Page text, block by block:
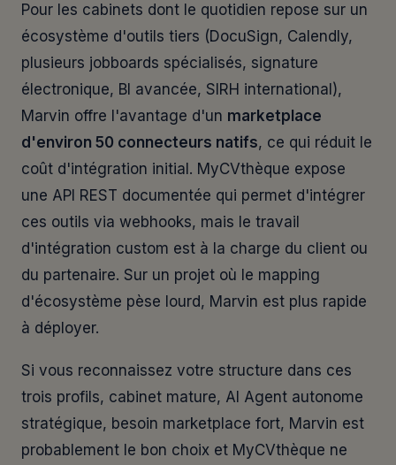
Pour les cabinets dont le quotidien repose sur un
écosystème d'outils tiers (DocuSign, Calendly,
plusieurs jobboards spécialisés, signature
électronique, BI avancée, SIRH international),
Marvin offre l'avantage d'un marketplace
d'environ 50 connecteurs natifs, ce qui réduit le
coût d'intégration initial. MyCVthèque expose
une API REST documentée qui permet d'intégrer
ces outils via webhooks, mais le travail
d'intégration custom est à la charge du client ou
du partenaire. Sur un projet où le mapping
d'écosystème pèse lourd, Marvin est plus rapide
à déployer.
Si vous reconnaissez votre structure dans ces
trois profils, cabinet mature, AI Agent autonome
stratégique, besoin marketplace fort, Marvin est
probablement le bon choix et MyCVthèque ne